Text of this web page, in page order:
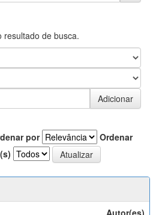
resultado de busca.
por
Ordenar
Autor(es)